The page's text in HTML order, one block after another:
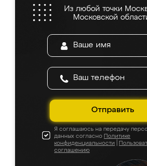
Из любой точки
Московской
Отправить
Я соглашаюсь на передачу
данных согласно Политике
конфиденциальности
соглашению